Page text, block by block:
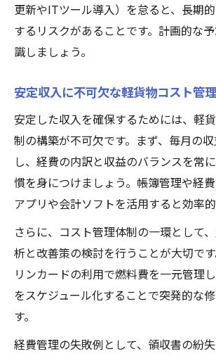
更新やITツール導入）を怠ると、長期
するリスクがあることです。計画的な
識しましょう。
安定収入に不可欠な軽貨物コスト管
安定した収入を確保するためには、軽
制の構築が不可欠です。まず、毎月の
し、経費の内訳と収益のバランスを常
慣を身につけましょう。帳簿管理や経
アプリや会計ソフトを活用すると効率的
さらに、コスト管理体制の一環として
析と改善策の検討を行うことが大切で
リンカードの利用で燃料費を一元管理
をスケジュール化することで突発的な
す。
経費管理の失敗例として、領収書の紛